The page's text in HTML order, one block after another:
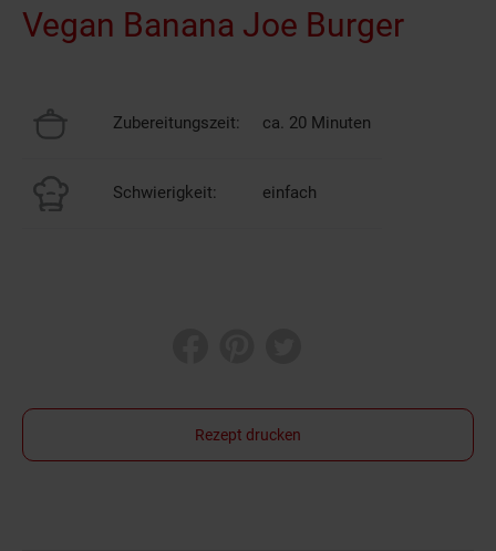
Vegan Banana Joe Burger
Zubereitungszeit: ca. 20 Minuten
Schwierigkeit: einfach
Rezept drucken